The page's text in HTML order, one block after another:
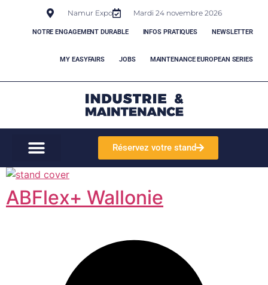
Namur Expo Mardi 24 novembre 2026
NOTRE ENGAGEMENT DURABLE INFOS PRATIQUES NEWSLETTER
MY EASYFAIRS JOBS MAINTENANCE EUROPEAN SERIES
Réservez votre stand
ABFlex+ Wallonie